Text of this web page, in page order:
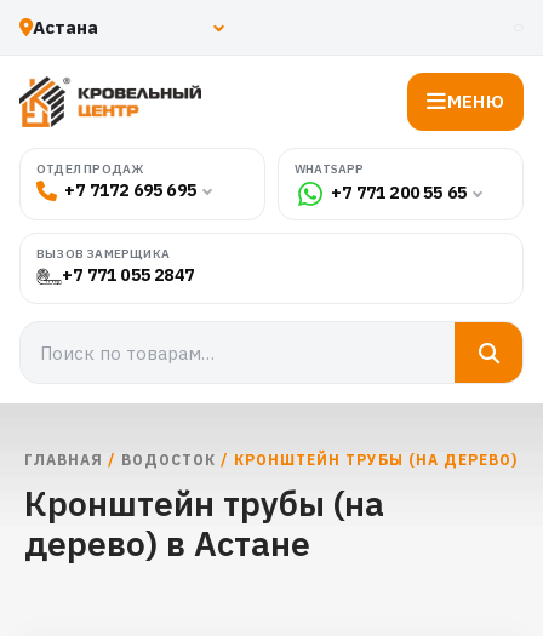
МЕНЮ
ОТДЕЛ ПРОДАЖ
+7 7172 695 695
WHATSAPP
+7 771 200 55 65
ВЫЗОВ ЗАМЕРЩИКА
+7 771 055 2847
ГЛАВНАЯ / ВОДОСТОК / КРОНШТЕЙН ТРУБЫ (НА ДЕРЕВО)
Кронштейн трубы (на
дерево) в Астане